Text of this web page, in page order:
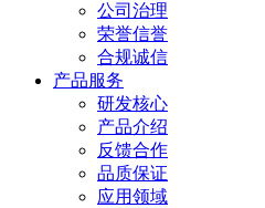
公司治理
荣誉信誉
合规诚信
产品服务
研发核心
产品介绍
反馈合作
品质保证
应用领域